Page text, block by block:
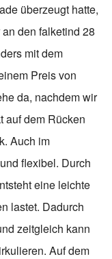
überzeugt hatte,
den falketind 28
mit dem
Preis von
da, nachdem wir
auf dem Rücken
Auch im
flexibel. Durch
eine leichte
lastet. Dadurch
zeitgleich kann
Auf dem